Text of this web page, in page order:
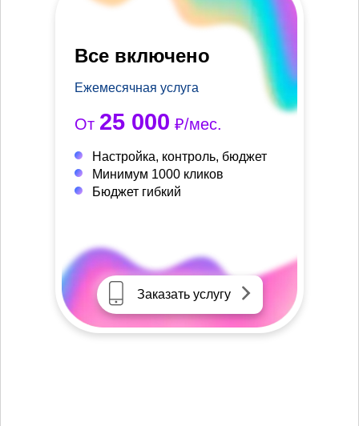
Все включено
Ежемесячная услуга
От 25 000 ₽/мес.
Настройка, контроль, бюджет
Минимум 1000 кликов
Бюджет гибкий
Заказать услугу